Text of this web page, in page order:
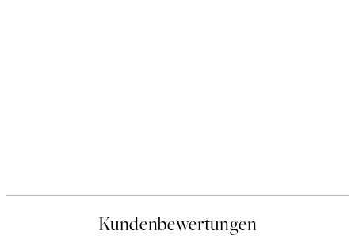
Kundenbewertungen